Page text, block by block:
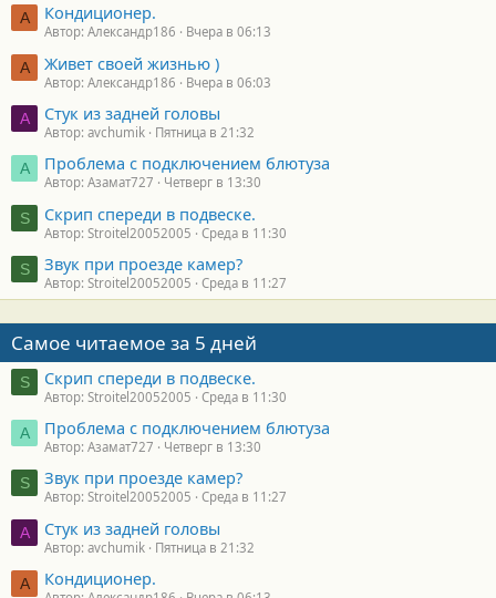
А Кондиционер.
Автор: Александр186 Вчера в 06:13
А Живет своей жизнью )
Автор: Александр186 Вчера в 06:03
A Стук из задней головы
Автор: avchumik Пятница в 21:32
А Проблема с подключением блютуза
Автор: Азамат727 Четверг в 13:30
S Скрип спереди в подвеске.
Автор: Stroitel20052005 Среда в 11:30
S Звук при проезде камер?
Автор: Stroitel20052005 Среда в 11:27
Самое читаемое за 5 дней
S Скрип спереди в подвеске.
Автор: Stroitel20052005 Среда в 11:30
А Проблема с подключением блютуза
Автор: Азамат727 Четверг в 13:30
S Звук при проезде камер?
Автор: Stroitel20052005 Среда в 11:27
A Стук из задней головы
Автор: avchumik Пятница в 21:32
А Кондиционер.